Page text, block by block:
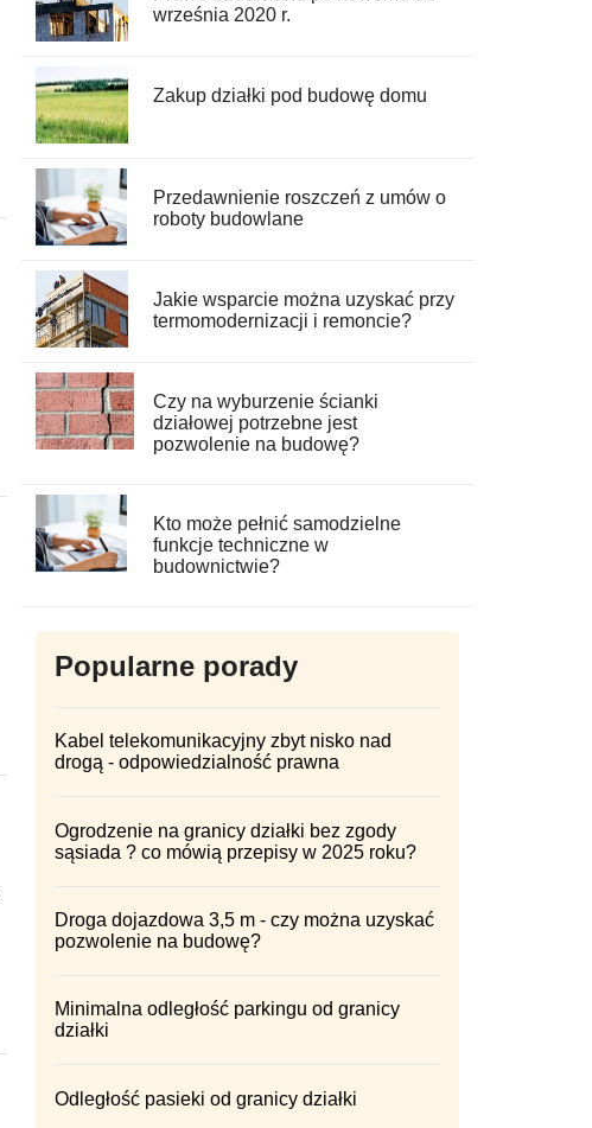
września 2020 r.
Zakup działki pod budowę domu
Przedawnienie roszczeń z umów o
roboty budowlane
Jakie wsparcie można uzyskać przy
termomodernizacji i remoncie?
Czy na wyburzenie ścianki
działowej potrzebne jest
pozwolenie na budowę?
Kto może pełnić samodzielne
funkcje techniczne w
budownictwie?
Popularne porady
Kabel telekomunikacyjny zbyt nisko nad
drogą - odpowiedzialność prawna
Ogrodzenie na granicy działki bez zgody
sąsiada ? co mówią przepisy w 2025 roku?
Droga dojazdowa 3,5 m - czy można uzyskać
pozwolenie na budowę?
Minimalna odległość parkingu od granicy
działki
Odległość pasieki od granicy działki